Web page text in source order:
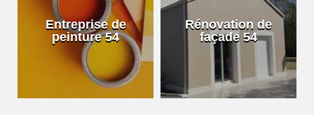
Entreprise de
peinture 54
Rénovation de
façade 54